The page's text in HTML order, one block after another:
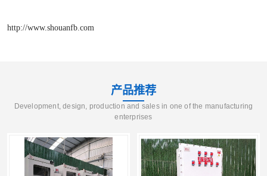
http://www.shouanfb.com
产品推荐
Development, design, production and sales in one of the manufacturing
enterprises